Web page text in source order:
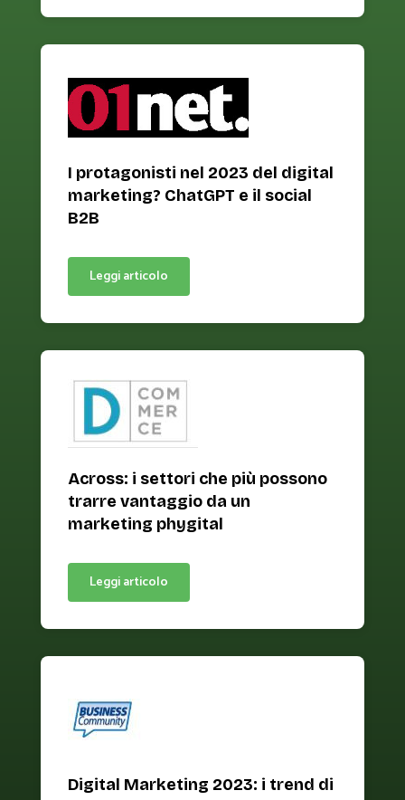
I protagonisti nel 2023 del digital
marketing? ChatGPT e il social
B2B
Leggi articolo
Across: i settori che più possono
trarre vantaggio da un
marketing phygital
Leggi articolo
Digital Marketing 2023: i trend di